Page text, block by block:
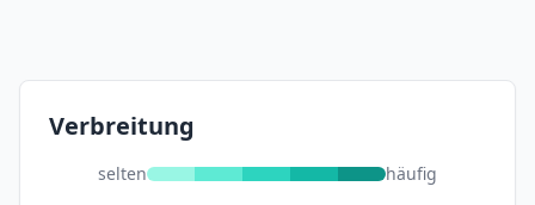
Verbreitung
selten häufig